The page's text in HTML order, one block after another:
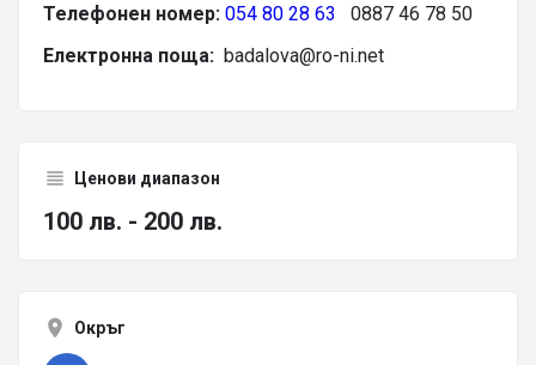
Телефонен номер: 054 80 28 63
0887 46 78 50
Електронна поща: badalova@ro-ni.net
Ценови диапазон
100 лв. - 200 лв.
Окръг